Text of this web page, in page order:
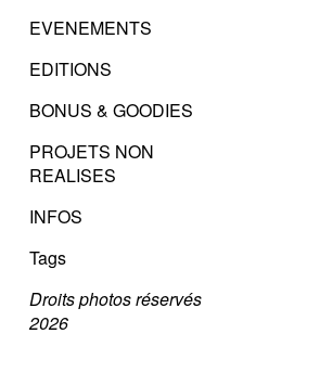
EVENEMENTS
EDITIONS
BONUS & GOODIES
PROJETS NON
REALISES
INFOS
Tags
Droits photos réservés
2026